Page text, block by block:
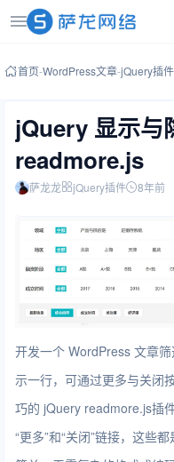
首页-WordPress文章-jQuery插件
jQuery 显示与
readmore.js
萨龙龙 jQuery插件 8年前
开发一个 WordPress 文章
示一行，可通过更多与关闭
巧的 jQuery readmore.js插
“更多”和“关闭”链接，这些